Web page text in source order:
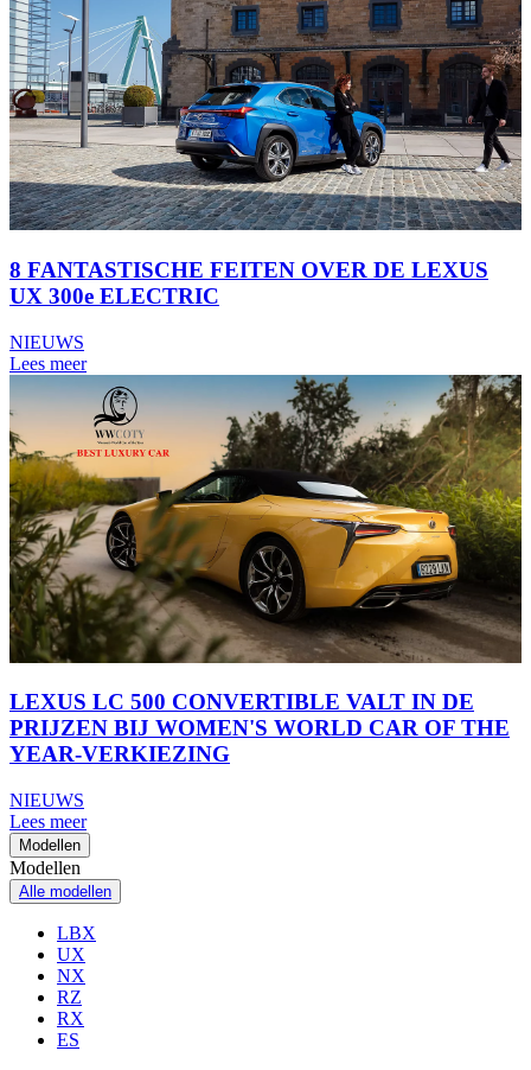
8 FANTASTISCHE FEITEN OVER DE LEXUS
UX 300e ELECTRIC
NIEUWS
Lees meer
LEXUS LC 500 CONVERTIBLE VALT IN DE
PRIJZEN BIJ WOMEN'S WORLD CAR OF THE
YEAR-VERKIEZING
NIEUWS
Lees meer
Modellen
Modellen
Alle modellen
LBX
UX
NX
RZ
RX
ES